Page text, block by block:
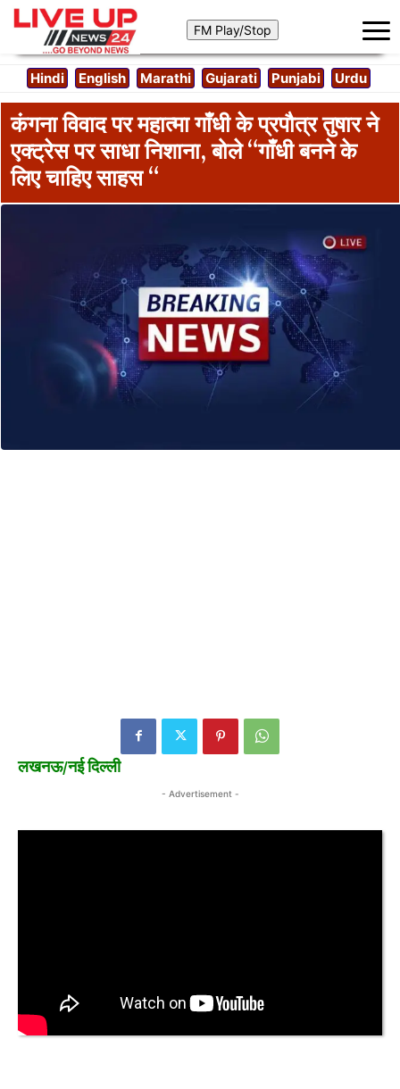
Hindi English Marathi Gujarati Punjabi Urdu
कंगना विवाद पर महात्मा गाँधी के प्रपौत्र तुषार ने
एक्ट्रेस पर साधा निशाना, बोले “गाँधी बनने के
लिए चाहिए साहस “
लखनऊ/नई दिल्ली
- Advertisement -